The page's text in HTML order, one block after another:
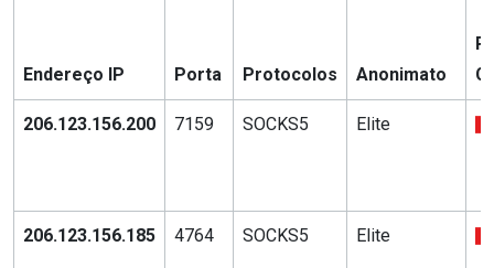
Endereço IP Porta Protocolos Anonimato
206.123.156.200 7159 SOCKS5 Elite
206.123.156.185 4764 SOCKS5 Elite